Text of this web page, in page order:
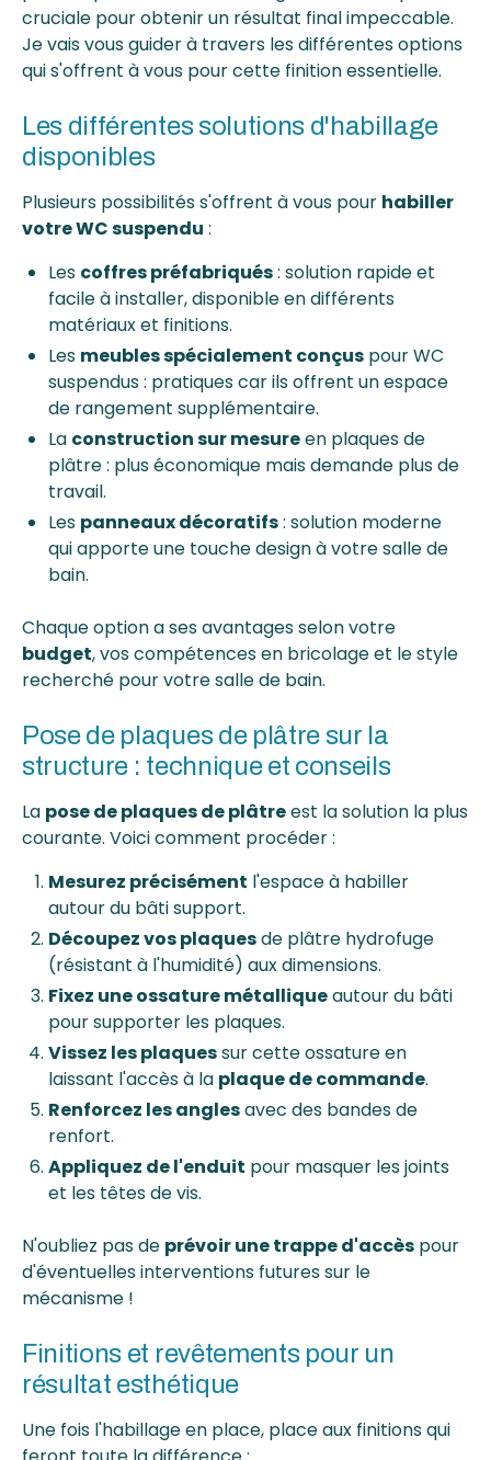
cruciale pour obtenir un résultat final impeccable.
Je vais vous guider à travers les différentes options
qui s'offrent à vous pour cette finition essentielle.
Les différentes solutions d'habillage
disponibles
Plusieurs possibilités s'offrent à vous pour habiller
votre WC suspendu :
Les coffres préfabriqués: solution rapide et
facile à installer, disponible en différents
matériaux et finitions.
Les meubles spécialement conçus pour WC
suspendus : pratiques car ils offrent un espace
de rangement supplémentaire.
La construction sur mesureen plaques de
plâtre : plus économique mais demande plus de
travail.
Les panneaux décoratifs: solution moderne
qui apporte une touche design à votre salle de
bain.
Chaque option a ses avantages selon votre
budget, vos compétences en bricolage et le style
recherché pour votre salle de bain.
Pose de plaques de plâtre sur la
structure : technique et conseils
La pose de plaques de plâtreest la solution la plus
courante. Voici comment procéder :
Mesurez précisément l'espace à habiller
autour du bâti support.
Découpez vos plaquesde plâtre hydrofuge
(résistant à l'humidité) aux dimensions.
Fixez une ossature métalliqueautour du bâti
pour supporter les plaques.
Vissez les plaquessur cette ossature en
laissant l'accès à la plaque de commande.
Renforcez les anglesavec des bandes de
renfort.
Appliquez de l'enduit pour masquer les joints
et les têtes de vis.
N'oubliez pas de prévoir une trappe d'accès pour
d'éventuelles interventions futures sur le
mécanisme !
Finitions et revêtements pour un
résultat esthétique
Une fois l'habillage en place, place aux finitions qui